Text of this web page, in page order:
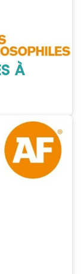
À